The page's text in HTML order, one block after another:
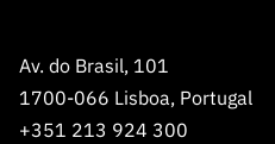
Av. do Brasil, 101
1700-066 Lisboa, Portugal
+351 213 924 300